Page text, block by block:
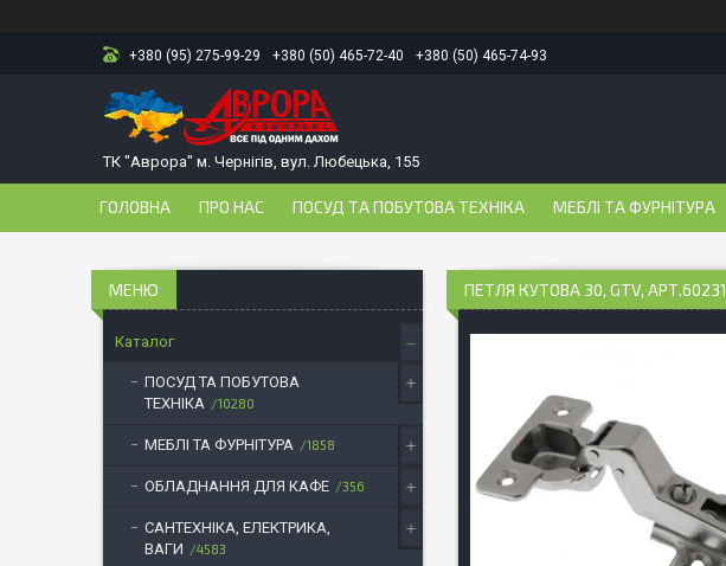
+380 (95) 275-99-29 +380 (50) 465-72-40 +380 (50) 465-74-93
ТК "Аврора" м. Чернігів, вул. Любецька, 155
ГОЛОВНА ПРО НАС ПОСУД ТА ПОБУТОВА ТЕХНІКА МЕБЛІ ТА ФУРНІТУРА
ПЕТЛЯ КУТОВА 30, GTV, АРТ.60231
Каталог
ПОСУД ТА ПОБУТОВА
ТЕХНІКА
10280
МЕБЛІ ТА ФУРНІТУРА 1858
ОБЛАДНАННЯ ДЛЯ КАФЕ 356
САНТЕХНІКА, ЕЛЕКТРИКА,
ВАГИ
4583